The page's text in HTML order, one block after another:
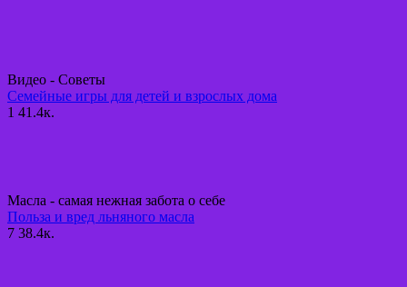
Видео - Советы
Семейные игры для детей и взрослых дома
1 41.4к.
Масла - самая нежная забота о себе
Польза и вред льняного масла
7 38.4к.